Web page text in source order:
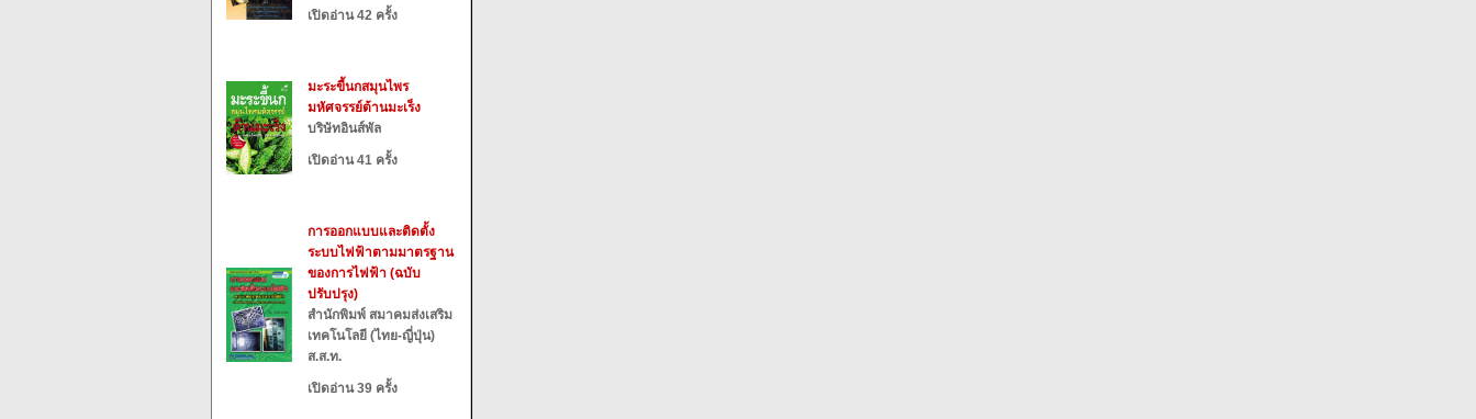
เปิดอ่าน 42 ครั้ง
มะระขี้นกสมุนไพร
มหัศจรรย์ต้านมะเร็ง
บริษัทอินส์พัล
เปิดอ่าน 41 ครั้ง
การออกแบบและติดตั้ง
ระบบไฟฟ้าตามมาตรฐาน
ของการไฟฟ้า (ฉบับ
ปรับปรุง)
สำนักพิมพ์ สมาคมส่งเสริม
เทคโนโลยี (ไทย-ญี่ปุ่น)
ส.ส.ท.
เปิดอ่าน 39 ครั้ง